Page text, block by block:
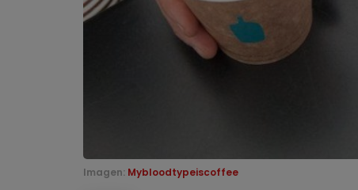
Imagen: Mybloodtypeiscoffee